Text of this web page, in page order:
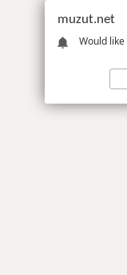
muzut.net
Would